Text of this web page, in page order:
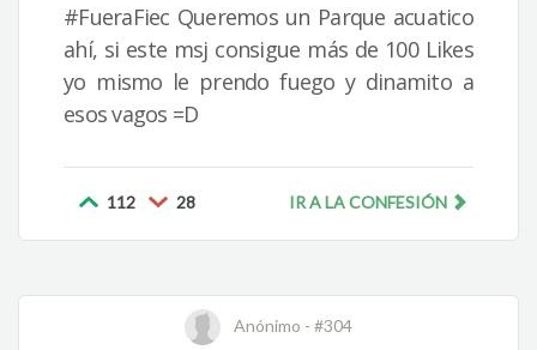
#FueraFiec Queremos un Parque acuatico
ahí, si este msj consigue más de 100 Likes
yo mismo le prendo fuego y dinamito a
esos vagos =D
112 28 IR A LA CONFESIÓN
Anónimo - #304